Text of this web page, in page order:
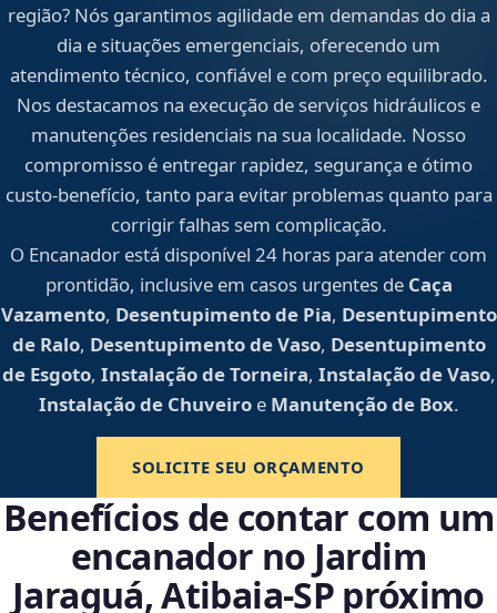
região? Nós garantimos agilidade em demandas do dia a
dia e situações emergenciais, oferecendo um
atendimento técnico, confiável e com preço equilibrado.
Nos destacamos na execução de serviços hidráulicos e
manutenções residenciais na sua localidade. Nosso
compromisso é entregar rapidez, segurança e ótimo
custo-benefício, tanto para evitar problemas quanto para
corrigir falhas sem complicação.
O Encanador está disponível 24 horas para atender com
prontidão, inclusive em casos urgentes de Caça
Vazamento, Desentupimento de Pia, Desentupimento
de Ralo, Desentupimento de Vaso, Desentupimento
de Esgoto, Instalação de Torneira, Instalação de Vaso,
Instalação de Chuveiroe Manutenção de Box.
SOLICITE SEU ORÇAMENTO
Benefícios de contar com um
encanador no Jardim
Jaraguá, Atibaia‑SP próximo